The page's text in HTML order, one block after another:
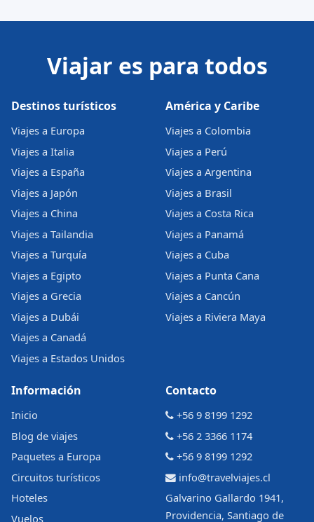
Viajar es para todos
Destinos turísticos
Viajes a Europa
Viajes a Italia
Viajes a España
Viajes a Japón
Viajes a China
Viajes a Tailandia
Viajes a Turquía
Viajes a Egipto
Viajes a Grecia
Viajes a Dubái
Viajes a Canadá
Viajes a Estados Unidos
América y Caribe
Viajes a Colombia
Viajes a Perú
Viajes a Argentina
Viajes a Brasil
Viajes a Costa Rica
Viajes a Panamá
Viajes a Cuba
Viajes a Punta Cana
Viajes a Cancún
Viajes a Riviera Maya
Información
Inicio
Blog de viajes
Paquetes a Europa
Circuitos turísticos
Hoteles
Vuelos
Contacto
+56 9 8199 1292
+56 2 3366 1174
+56 9 8199 1292
info@travelviajes.cl
Galvarino Gallardo 1941,
Providencia, Santiago de